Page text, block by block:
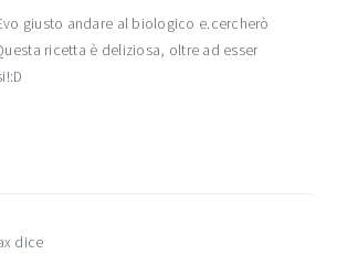
giusto andare al biologico e.cercherò
ricetta è deliziosa, oltre ad esser
dice